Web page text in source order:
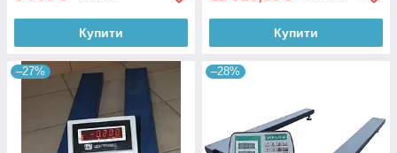
Купити Купити
–27% –28%